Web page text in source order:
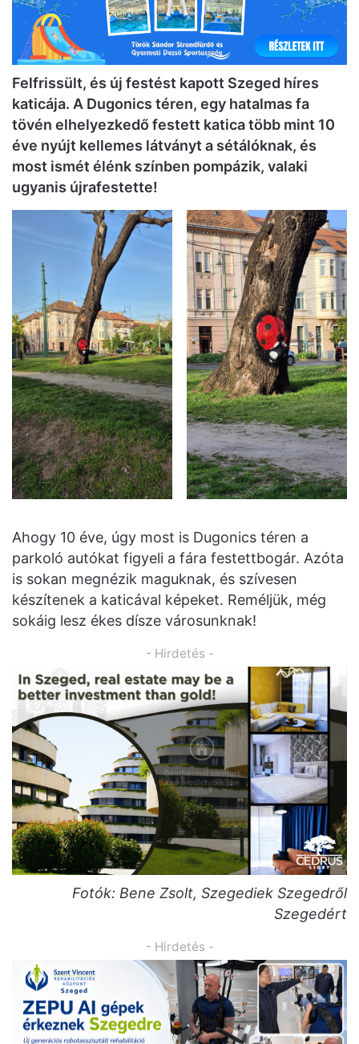
Felfrissült, és új festést kapott Szeged híres
katicája. A Dugonics téren, egy hatalmas fa
tövén elhelyezkedő festett katica több mint 10
éve nyújt kellemes látványt a sétálóknak, és
most ismét élénk színben pompázik, valaki
ugyanis újrafestette!
Ahogy 10 éve, úgy most is Dugonics téren a
parkoló autókat figyeli a fára festettbogár. Azóta
is sokan megnézik maguknak, és szívesen
készítenek a katicával képeket. Reméljük, még
sokáig lesz ékes dísze városunknak!
- Hirdetés -
Fotók: Bene Zsolt, Szegediek Szegedről
Szegedért
- Hirdetés -